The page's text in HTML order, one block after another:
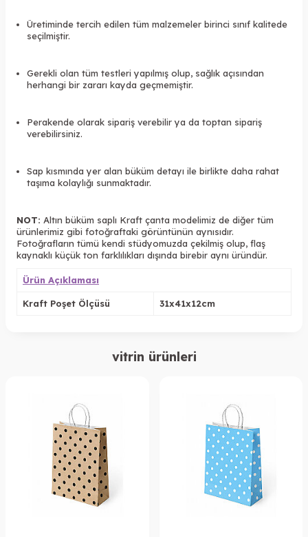
Üretiminde tercih edilen tüm malzemeler birinci sınıf kalitede
seçilmiştir.
Gerekli olan tüm testleri yapılmış olup, sağlık açısından
herhangi bir zararı kayda geçmemiştir.
Perakende olarak sipariş verebilir ya da toptan sipariş
verebilirsiniz.
Sap kısmında yer alan büküm detayı ile birlikte daha rahat
taşıma kolaylığı sunmaktadır.
NOT: Altın büküm saplı Kraft çanta modelimiz de diğer tüm
ürünlerimiz gibi fotoğraftaki görüntünün aynısıdır.
Fotoğrafların tümü kendi stüdyomuzda çekilmiş olup, flaş
kaynaklı küçük ton farklılıkları dışında birebir aynı üründür.
Ürün Açıklaması
Kraft Poşet Ölçüsü 31x41x12cm
vitrin ürünleri